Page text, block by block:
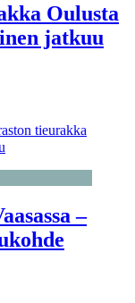
Oulusta
jatkuu
tieurakka
–